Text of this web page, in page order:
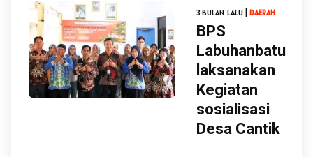
3 BULAN LALU | DAERAH
BPS
Labuhanbatu
laksanakan
Kegiatan
sosialisasi
Desa Cantik